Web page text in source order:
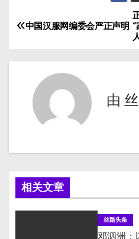
文
航
中国汉服网编委会严正声明
由
相关文章
丝路头条
邓泗洲：